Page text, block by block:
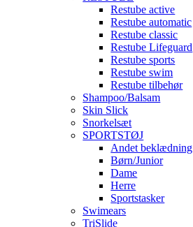
Restube active
Restube automatic
Restube classic
Restube Lifeguard
Restube sports
Restube swim
Restube tilbehør
Shampoo/Balsam
Skin Slick
Snorkelsæt
SPORTSTØJ
Andet beklædning
Børn/Junior
Dame
Herre
Sportstasker
Swimears
TriSlide